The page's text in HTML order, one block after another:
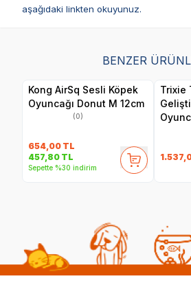
aşağıdaki linkten okuyunuz.
BENZER
Kong AirSq Sesli Köpek
Oyuncağı Donut M 12cm
(0)
654,00 TL
457,80 TL
Sepette %30 indirim
Trixie